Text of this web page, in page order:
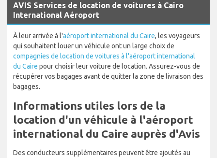
AVIS Services de location de voitures à Cairo
International Aéroport
À leur arrivée à l'aéroport international du Caire, les voyageurs
qui souhaitent louer un véhicule ont un large choix de
compagnies de location de voitures à l'aéroport international
du Caire pour choisir leur voiture de location. Assurez-vous de
récupérer vos bagages avant de quitter la zone de livraison des
bagages.
Informations utiles lors de la
location d'un véhicule à l'aéroport
international du Caire auprès d'Avis
Des conducteurs supplémentaires peuvent être ajoutés au